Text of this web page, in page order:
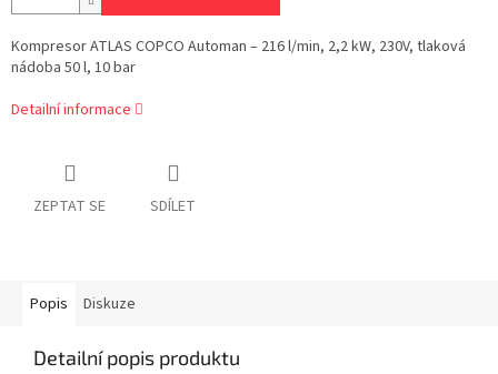
Kompresor ATLAS COPCO Automan – 216 l/min, 2,2 kW, 230V, tlaková
nádoba 50 l, 10 bar
Detailní informace
ZEPTAT SE SDÍLET
Popis Diskuze
Detailní popis produktu